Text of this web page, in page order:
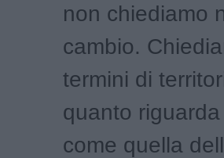
non chiediamo
cambio.
termini di
quanto
come quella